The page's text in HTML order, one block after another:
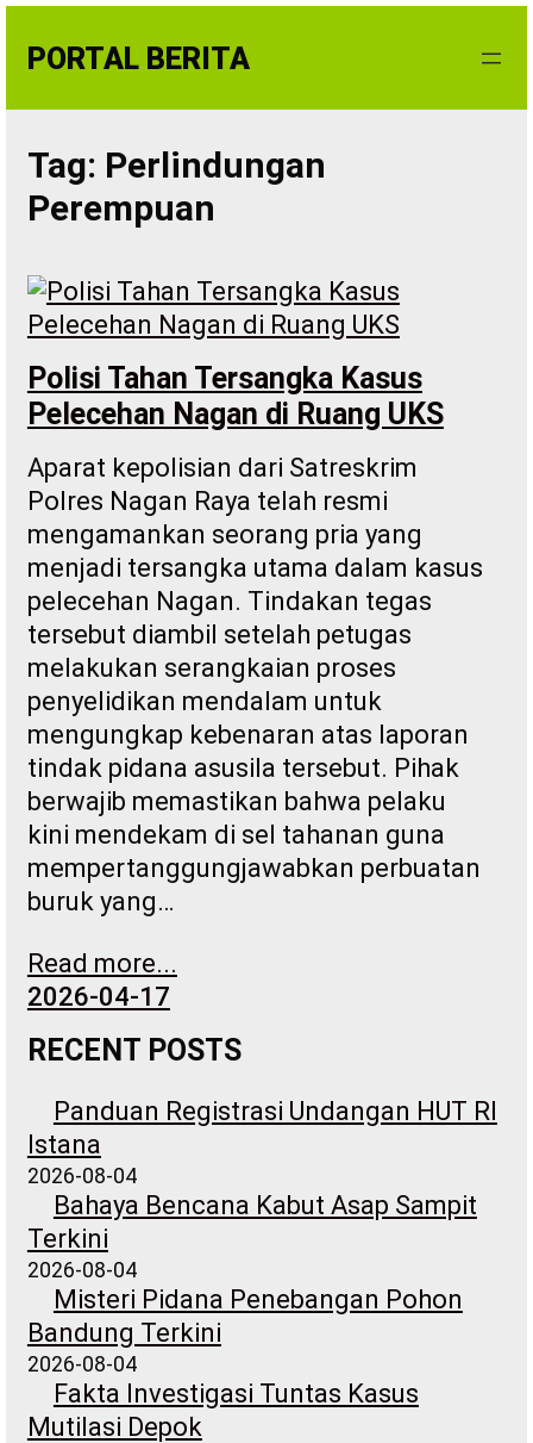
toPORTAL BERITA
Tag: Perlindungan
Perempuan
Polisi Tahan Tersangka Kasus
Pelecehan Nagan di Ruang UKS
Aparat kepolisian dari Satreskrim
Polres Nagan Raya telah resmi
mengamankan seorang pria yang
menjadi tersangka utama dalam kasus
pelecehan Nagan. Tindakan tegas
tersebut diambil setelah petugas
melakukan serangkaian proses
penyelidikan mendalam untuk
mengungkap kebenaran atas laporan
tindak pidana asusila tersebut. Pihak
berwajib memastikan bahwa pelaku
kini mendekam di sel tahanan guna
mempertanggungjawabkan perbuatan
buruk yang…
Read more...
2026-04-17
RECENT POSTS
Panduan Registrasi Undangan HUT RI
Istana
2026-08-04
Bahaya Bencana Kabut Asap Sampit
Terkini
2026-08-04
Misteri Pidana Penebangan Pohon
Bandung Terkini
2026-08-04
Fakta Investigasi Tuntas Kasus
Mutilasi Depok